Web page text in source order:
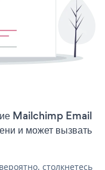
Mailchimp Email
и может вызвать
столкнетесь